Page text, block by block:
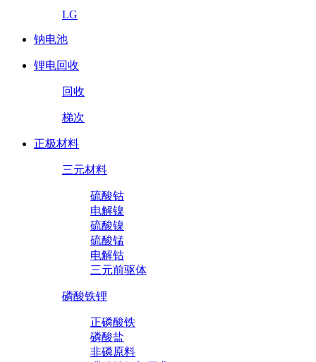
LG
钠电池
锂电回收
回收
梯次
正极材料
三元材料
硫酸钴
电解镍
硫酸镍
硫酸锰
电解钴
三元前驱体
磷酸铁锂
正磷酸铁
磷酸盐
非磷原料